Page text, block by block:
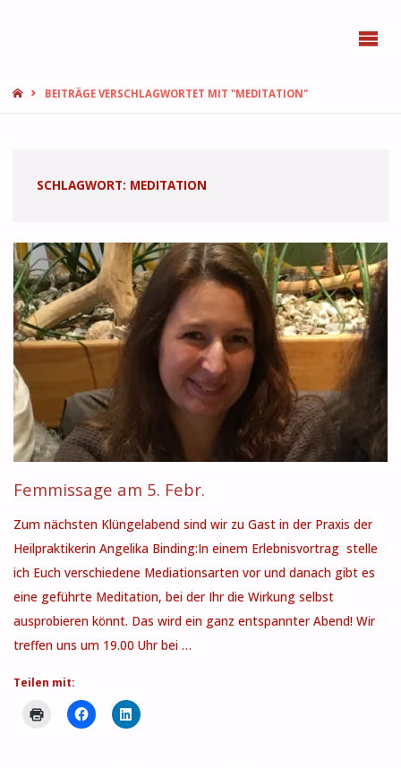
STARTBEITRÄGE VERSCHLAGWORTET MIT "MEDITATION"
SCHLAGWORT: MEDITATION
Femmissage am 5. Febr.
Zum nächsten Klüngelabend sind wir zu Gast in der Praxis der
Heilpraktikerin Angelika Binding:In einem Erlebnisvortrag stelle
ich Euch verschiedene Mediationsarten vor und danach gibt es
eine geführte Meditation, bei der Ihr die Wirkung selbst
ausprobieren könnt. Das wird ein ganz entspannter Abend! Wir
treffen uns um 19.00 Uhr bei …
Teilen mit: